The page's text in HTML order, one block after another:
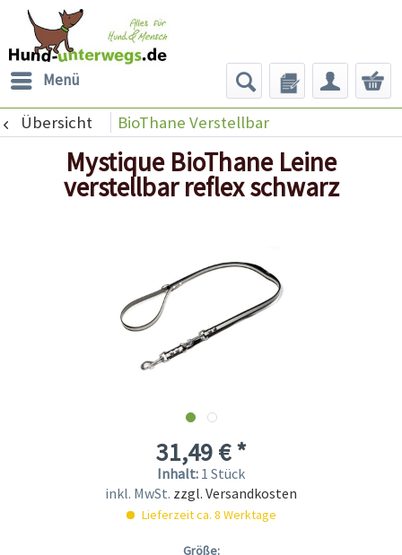
Menü
Übersicht BioThane Verstellbar
Mystique BioThane Leine
verstellbar reflex schwarz
31,49 € *
Inhalt: 1 Stück
inkl. MwSt. zzgl. Versandkosten
Lieferzeit ca. 8 Werktage
Größe: